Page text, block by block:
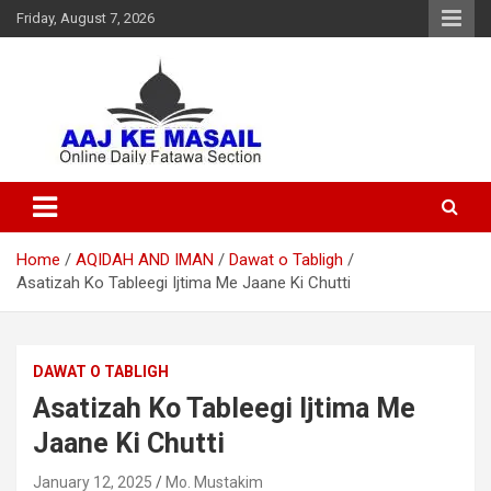
Friday, August 7, 2026
Aaj Ke Masail
Home AQIDAH AND IMAN
Dawat o Tabligh
Asatizah Ko Tableegi Ijtima Me Jaane Ki Chutti
DAWAT O TABLIGH
Asatizah Ko Tableegi Ijtima Me
Jaane Ki Chutti
January 12, 2025 Mo. Mustakim